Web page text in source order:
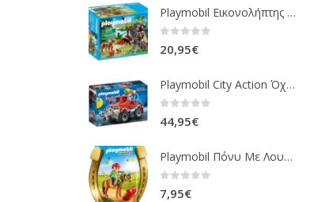
Playmobil Εικονολήπτης Και Οικογένεια Από Λύγκες 5561
20,95€
Playmobil City Action Όχημα Πυροσβεστικής Με Τροχαλία Ρυμούλκησης 9466
44,95€
Playmobil Πόνυ Με Λουλουδάκια Και Κοριτσάκι 6968
7,95€